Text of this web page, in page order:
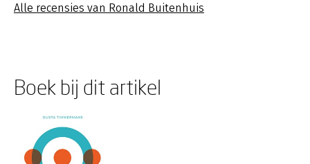
Alle recensies van Ronald Buitenhuis
Boek bij dit artikel